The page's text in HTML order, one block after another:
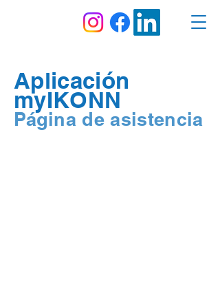
Aplicación
myIKONN
Página de asistencia